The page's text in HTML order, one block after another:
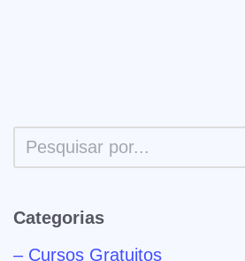
Categorias
– Cursos Gratuitos